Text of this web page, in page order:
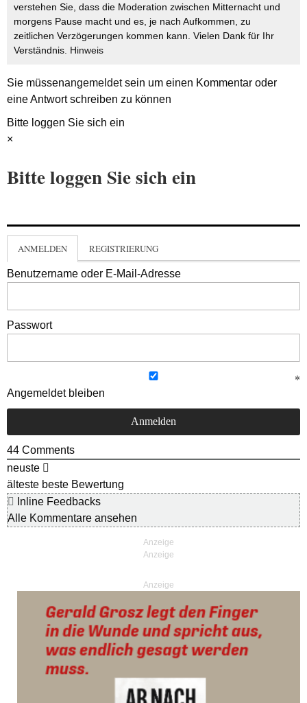
verstehen Sie, dass die Moderation zwischen Mitternacht und
morgens Pause macht und es, je nach Aufkommen, zu
zeitlichen Verzögerungen kommen kann. Vielen Dank für Ihr
Verständnis. Hinweis
Sie müssenangemeldetsein um einen Kommentar oder
eine Antwort schreiben zu können
Bitte loggen Sie sich ein
×
Bitte loggen Sie sich ein
ANMELDEN REGISTRIERUNG
Benutzername oder E-Mail-Adresse
Passwort
Angemeldet bleiben
44 Comments
neuste
älteste beste Bewertung
Inline Feedbacks
Alle Kommentare ansehen
Anzeige